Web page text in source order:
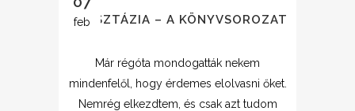
feb
ANASZTÁZIA – A KÖNYVSOROZAT
Már régóta mondogatták nekem
mindenfelől, hogy érdemes elolvasni őket.
Nemrég elkezdtem, és csak azt tudom